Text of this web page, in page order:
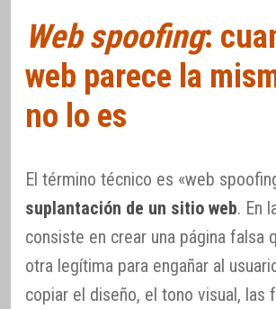
Web spoofing:
web parece la
no lo es
El término técnico es «web
suplantación de un sitio web. En
consiste en crear una página falsa
otra legítima para engañar al
copiar el diseño, el tono visual, las